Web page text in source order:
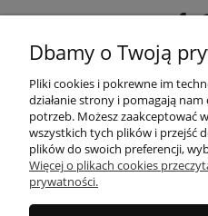
MOJE
PŁATNOŚCI
Dbamy o Twoją
Pliki cookies i pokrewne im
działanie strony i pomagają
potrzeb. Możesz zaakceptować
wszystkich tych plików i przejść
plików do swoich preferencji,
Więcej o plikach cookies
prywatności.